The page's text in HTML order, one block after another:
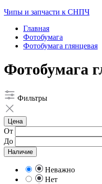
Чипы и запчасти к СНПЧ
Главная
Фотобумага
Фотобумага глянцевая
Фотобумага
Фильтры
Цена
От
До
Наличие
Неважно
Нет